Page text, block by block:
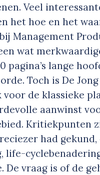
Veel
het hoe en het
Management
wat
pagina’s lange
Toch is De
de klassieke
aanwinst
Kritiekpunten
had gekund,
life-
vraag is of de